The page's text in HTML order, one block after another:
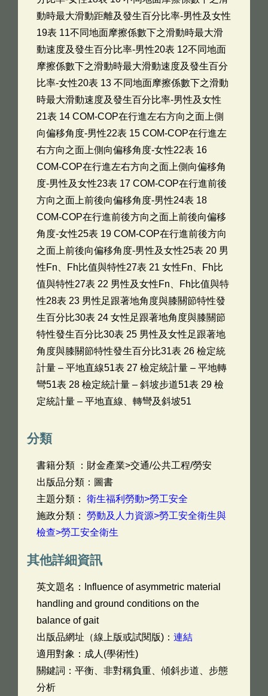
動時最大滑動距離及發生百分比率-男性及女性
19表 11不同地面摩擦係數下之滑動時最大滑
動速度及發生百分比率-男性20表 12不同地面
摩擦係數下之滑動時最大滑動速度及發生百分
比率-女性20表 13 不同地面摩擦係數下之滑動
時最大滑動速度及發生百分比率-男性及女性
21表 14 COM-COP在行進左右方向之面上側
向偏移角度-男性22表 15 COM-COP在行進左
右方向之面上側向偏移角度-女性22表 16
COM-COP在行進左右方向之面上側向偏移角
度-男性及女性23表 17 COM-COP在行進前後
方向之面上前後向偏移角度-男性24表 18
COM-COP在行進前後方向之面上前後向偏移
角度-女性25表 19 COM-COP在行進前後方向
之面上前後向偏移角度-男性及女性25表 20 男
性Fn、Fh比值與特性27表 21 女性Fn、Fh比
值與特性27表 22 男性及女性Fn、Fh比值與特
性28表 23 男性足跟著地角度與膝關節特性發
生百分比30表 24 女性足跟著地角度與膝關節
特性發生百分比30表 25 男性及女性足跟著地
角度與膝關節特性發生百分比31表 26 檢定統
計量 – 平地直線51表 27 檢定統計量 – 平地轉
彎51表 28 檢定統計量 – 斜坡步道51表 29 檢
定統計量 – 平地直線、轉彎及斜坡51
分類
書籍分類 ：財金產業>交通/公共工程/勞安
出版品分類：圖書
主題分類： 衛生福利勞動>勞工安全
施政分類： 勞動及人力資源>勞工安全衛生與
檢查>勞工安全衛生
其他詳細資訊
英文題名：
Influence of asymmetric material
handling and ground conditions on the
balance of gait
出版品網址（線上版或試閱版)： 連結
適用對象：成人(學術性)
關鍵詞：平衡、非對稱負重、傾斜步道、步態
分析